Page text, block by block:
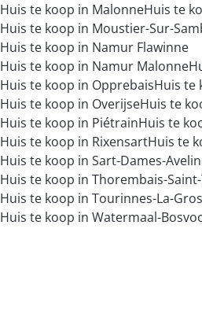
Huis te koop in MalonneHuis te
Huis te koop in Moustier-Sur-
Huis te koop in Namur Flawinne
Huis te koop in Namur Malonne
Huis te koop in OpprebaisHuis te
Huis te koop in OverijseHuis te
Huis te koop in PiétrainHuis te
Huis te koop in RixensartHuis te
Huis te koop in Sart-Dames-
Huis te koop in Thorembais-
Huis te koop in Tourinnes-La-
Huis te koop in Watermaal-